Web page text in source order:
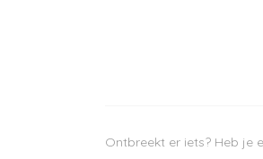
Ontbreekt er iets? Heb je